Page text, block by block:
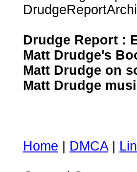
Drudge Report :
Matt Drudge's
Matt Drudge on
Matt Drudge
Home DMCA|